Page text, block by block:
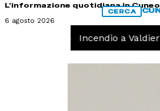
L'informazione quotidiana in
6 agosto 2026
CERCA
Incendio a